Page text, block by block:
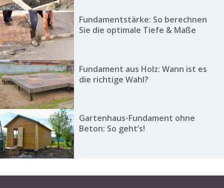
Fundamentstärke: So berechnen
Sie die optimale Tiefe & Maße
Fundament aus Holz: Wann ist es
die richtige Wahl?
Gartenhaus-Fundament ohne
Beton: So geht’s!